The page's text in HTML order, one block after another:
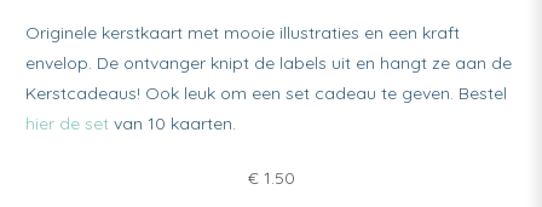
Originele kerstkaart met mooie illustraties en een kraft
envelop. De ontvanger knipt de labels uit en hangt ze aan de
Kerstcadeaus! Ook leuk om een set cadeau te geven. Bestel
hier de set van 10 kaarten.
€1.50